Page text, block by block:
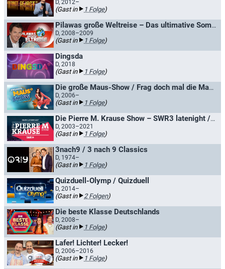
D, 2012–
(Gast in 1 Folge)
Pilawas große Weltreise – Das ultimative Sommerquiz
D, 2008–2009
(Gast in 1 Folge)
Dingsda
D, 2018
(Gast in 1 Folge)
Die große Maus-Show / Frag doch mal die Maus
D, 2006–
(Gast in 1 Folge)
Die Pierre M. Krause Show – SWR3 latenight / SWR3 Ring frei! - Die Radio-TV-Show
D, 2003–2021
(Gast in 1 Folge)
3nach9 / 3 nach 9 Classics
D, 1974–
(Gast in 1 Folge)
Quizduell-Olymp / Quizduell
D, 2014–
(Gast in 2 Folgen)
Die beste Klasse Deutschlands
D, 2008–
(Gast in 1 Folge)
Lafer! Lichter! Lecker!
D, 2006–2016
(Gast in 1 Folge)